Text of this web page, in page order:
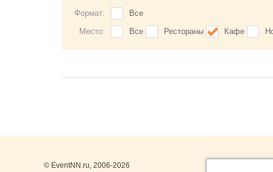
Формат:
Все
Место:
Все Рестораны Кафе
© EventNN.ru, 2006-2026